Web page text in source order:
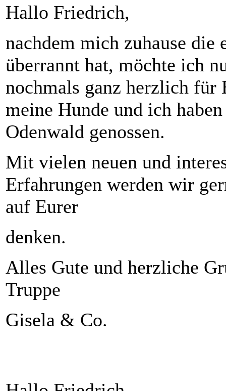
Hallo Friedrich,
nachdem mich zuhause
überrannt hat, möchte ich
nochmals ganz herzlich für
meine Hunde und ich
Odenwald genossen.
Mit vielen neuen und
Erfahrungen werden wir
auf Eurer
denken.
Alles Gute und herzliche
Truppe
Gisela & Co.